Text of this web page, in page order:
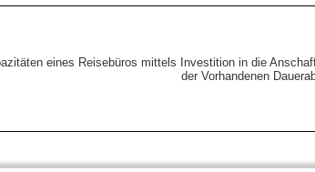
eines Reisebüros mittels Investition in die
der Vorhandenen